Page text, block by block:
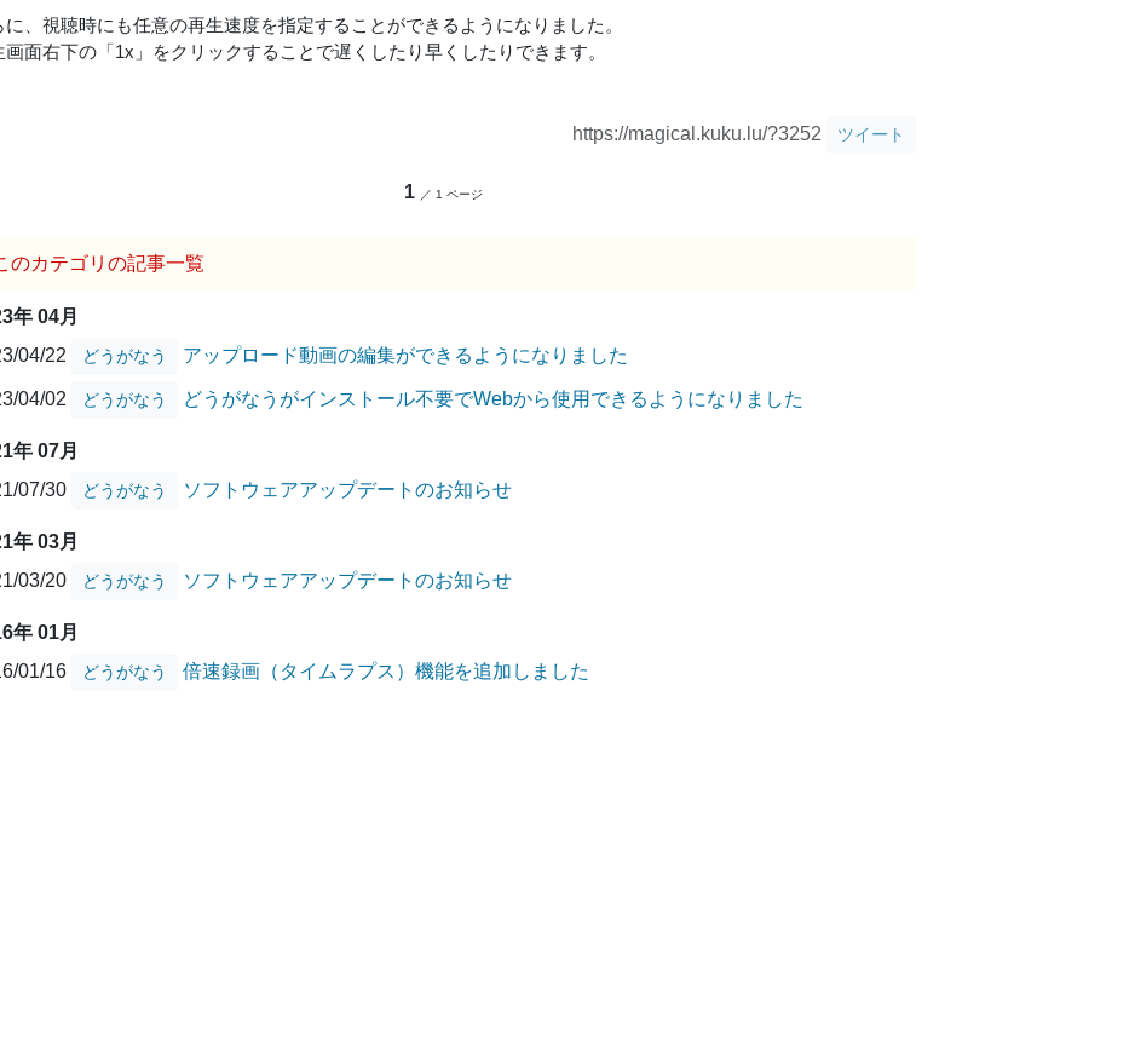
に、視聴時にも任意の再生速度を指定することができるようになりました。
画面右下の「1x」をクリックすることで遅くしたり早くしたりできます。
https://magical.kuku.lu/?3252 ツイート
1 ／ 1 ページ
のカテゴリの記事一覧
年 04月
04/22
どうがなう アップロード動画の編集ができるようになりました
04/02 どうがなう どうがなうがインストール不要でWebから使用できるようになりました
年 07月
07/30
どうがなう ソフトウェアアップデートのお知らせ
年 03月
03/20
どうがなう ソフトウェアアップデートのお知らせ
年 01月
01/16
どうがなう 倍速録画（タイムラプス）機能を追加しました